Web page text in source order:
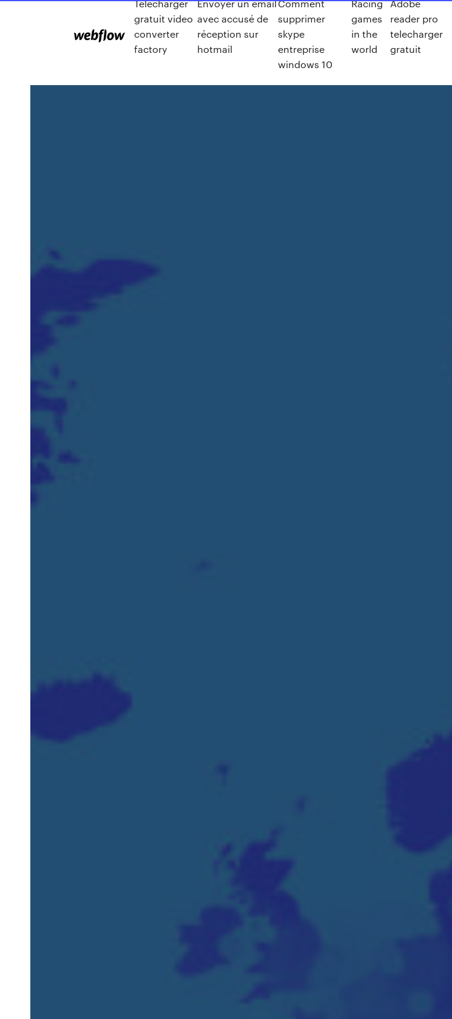
Télécharger
gratuit video
converter
factory
Envoyer un email
avec accusé de
réception sur
hotmail
Comment
supprimer
skype
entreprise
windows 10
Racing
games
in the
world
Adobe
reader pro
telecharger
gratuit